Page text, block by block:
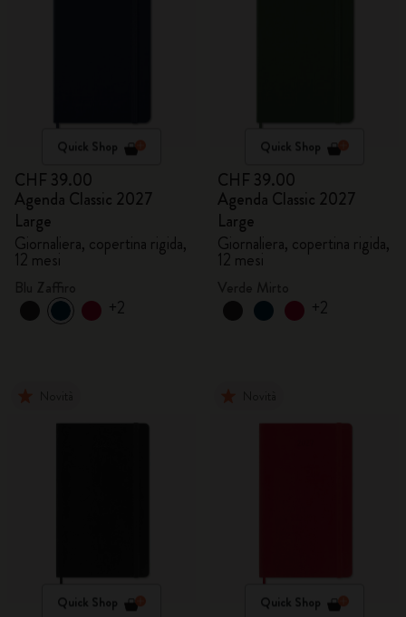
Quick Shop
CHF 39.00
Agenda Classic 2027
Large
Giornaliera, copertina rigida,
12 mesi
+2
Quick Shop
CHF 39.00
Agenda Classic 2027
Large
Giornaliera, copertina rigida,
12 mesi
+2
Quick Shop Quick Shop